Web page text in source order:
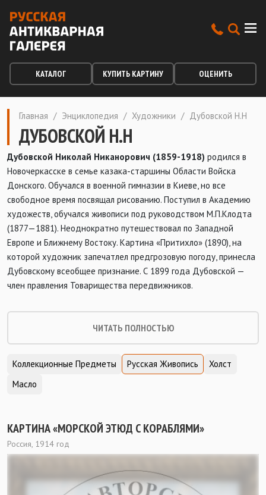
КАТАЛОГ КУПИТЬ КАРТИНУ ОЦЕНИТЬ
Главная / Энциклопедия / Художники / Дубовской Н.Н
ДУБОВСКОЙ Н.Н
Дубовской Николай Никанорович (1859-1918) родился в
Новочеркасске в семье казака-старшины Области Войска
Донского. Обучался в военной гимназии в Киеве, но все
свободное время посвящал рисованию. Поступил в Академию
художеств, обучался живописи под руководством М.П.Клодта
(1877—1881). Неоднократно путешествовал по Западной
Европе и Ближнему Востоку. Картина «Притихло» (1890), на
которой художник запечатлел предгрозовую погоду, принесла
Дубовскому всеобщее признание. С 1899 года Дубовской —
член правления Товарищества передвижников.
ЧИТАТЬ ПОЛНОСТЬЮ
Коллекционные Предметы Русская Живопись
Холст
Масло
КАРТИНА «МОРСКОЙ ЭТЮД С КОРАБЛЯМИ»
Россия, 1914 год